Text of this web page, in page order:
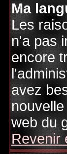
Ma
Les
n'a pas
encore
avez
web du
Revenir